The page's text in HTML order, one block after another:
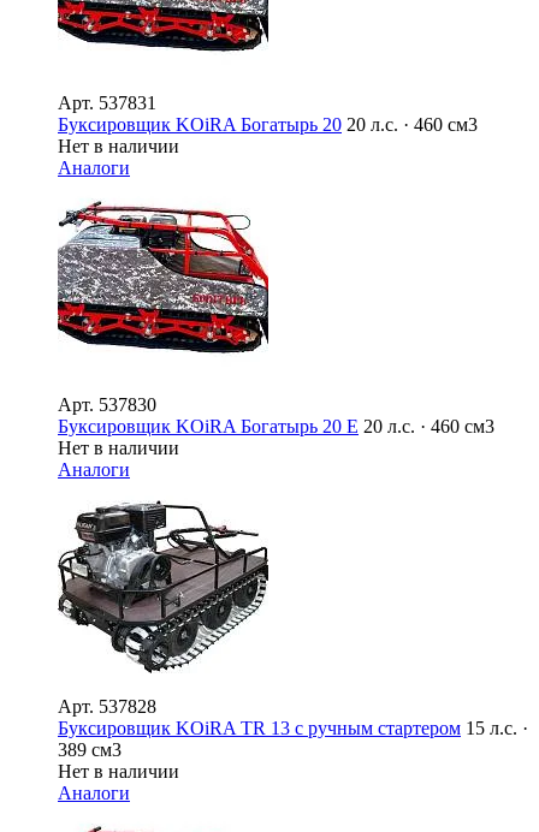
Арт. 537831
Буксировщик KOiRA Богатырь 20 20 л.с. · 460 см3
Нет в наличии
Аналоги
Арт. 537830
Буксировщик KOiRA Богатырь 20 E 20 л.с. · 460 см3
Нет в наличии
Аналоги
Арт. 537828
Буксировщик KOiRA TR 13 с ручным стартером 15 л.с. ·
389 см3
Нет в наличии
Аналоги